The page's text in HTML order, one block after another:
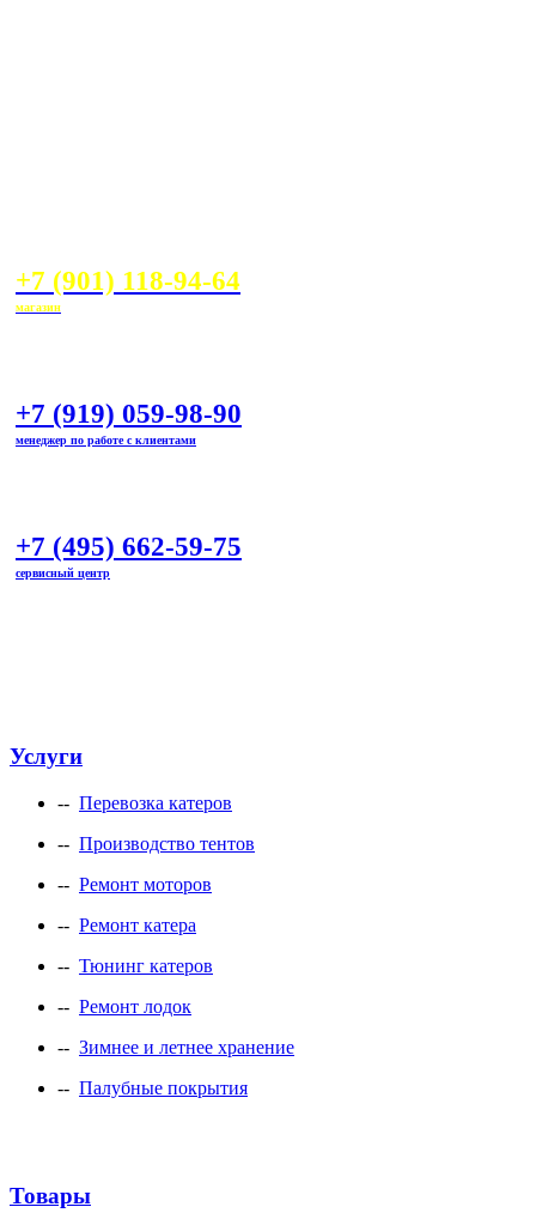
+7 (901) 118-94-64
магазин
+7 (919) 059-98-90
менеджер по работе с клиентами
+7 (495) 662-59-75
сервисный центр
Услуги
-- Перевозка катеров
-- Производство тентов
-- Ремонт моторов
-- Ремонт катера
-- Тюнинг катеров
-- Ремонт лодок
-- Зимнее и летнее хранение
-- Палубные покрытия
Товары